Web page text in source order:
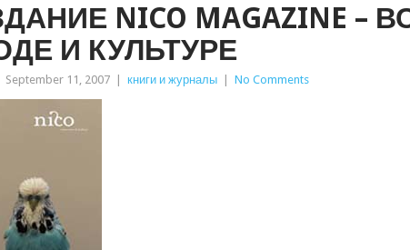
NICO MAGAZINE –
И КУЛЬТУРЕ
September 11, 2007 книги и журналы No Comments